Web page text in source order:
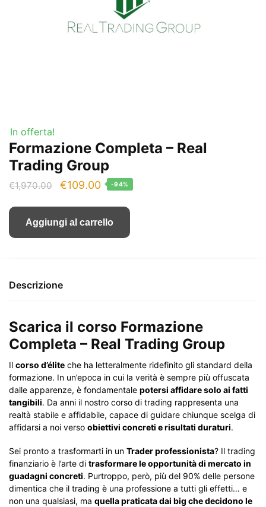
In offerta!
Formazione Completa – Real
Trading Group
€1,970.00
Il
originale
€109.00Il
attuale
-94%
Aggiungi al carrello
Descrizione
Scarica il corso Formazione
Completa – Real Trading Group
Il corso d’élite che ha letteralmente ridefinito gli standard della
formazione. In un’epoca in cui la verità è sempre più offuscata
dalle apparenze, è fondamentale potersi affidare solo ai fatti
tangibili. Da anni il nostro corso di trading rappresenta una
realtà stabile e affidabile, capace di guidare chiunque scelga di
affidarsi a noi verso obiettivi concreti e risultati duraturi.
Sei pronto a trasformarti in un Trader professionista? Il trading
finanziario è l’arte di trasformare le opportunità di mercato in
guadagni concreti. Purtroppo, però, più del 90% delle persone
dimentica che il trading è una professione a tutti gli effetti… e
non una qualsiasi, ma quella praticata dai big che decidono le